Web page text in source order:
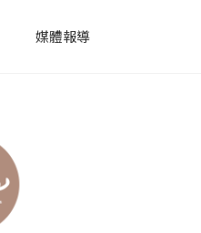
媒體報導